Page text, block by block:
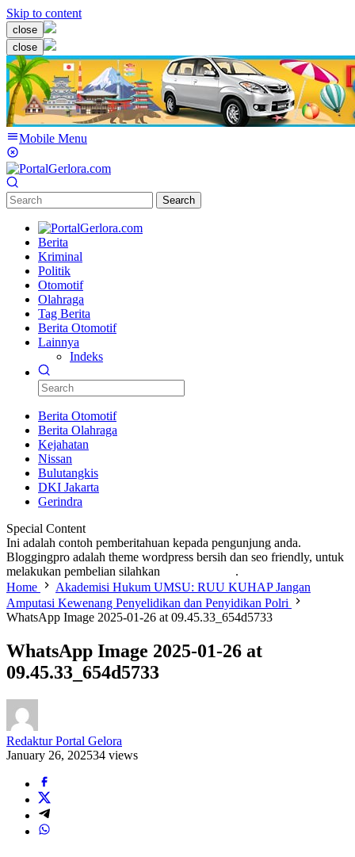
Skip to content
close
close
Mobile Menu
Search
Berita
Kriminal
Politik
Otomotif
Olahraga
Tag Berita
Berita Otomotif
Lainnya
Indeks
Berita Otomotif
Berita Olahraga
Kejahatan
Nissan
Bulutangkis
DKI Jakarta
Gerindra
Special Content
Ini adalah contoh pemberitahuan kepada pengunjung anda.
Bloggingpro adalah theme wordpress bersih dan seo friendly, untuk
melakukan pembelian silahkan
.
Home
Akademisi Hukum UMSU: RUU KUHAP Jangan
Amputasi Kewenang Penyelidikan dan Penyidikan Polri
WhatsApp Image 2025-01-26 at 09.45.33_654d5733
WhatsApp Image 2025-01-26 at
09.45.33_654d5733
Redaktur Portal Gelora
January 26, 202534 views